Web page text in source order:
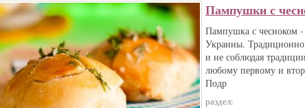
Пампушки с
Пампушка с чесноком -
Украины.
и не соблюдая
любому первому и
Подр
раздел: